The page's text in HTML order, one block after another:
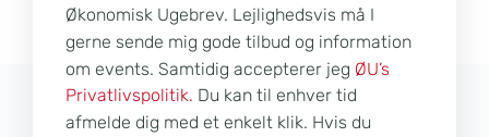
Økonomisk Ugebrev. Lejlighedsvis må I
gerne sende mig gode tilbud og information
om events. Samtidig accepterer jeg ØU’s
Privatlivspolitik. Du kan til enhver tid
afmelde dig med et enkelt klik. Hvis du